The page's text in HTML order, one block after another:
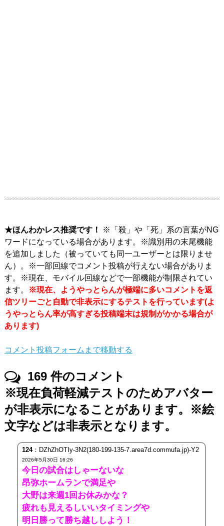
★ほんわかレス推奨です！
※「殺」や「死」系の言葉がNG
ワードになっている場合があります。※識別用の末尾機能
を追加しました（被っていても同一ユーザーとは限りませ
ん）。※一部回線でコメント投稿が行えない場合がありま
す。※現在、モバイル回線などで一部機能が制限されてい
ます。
※現在、ようやっとらんが極端に多いコメントを返
信ツリーごと自動で非表示にするテストを行っています(よ
うやっとらん率が高すぎる投稿端末は規制がかかる場合が
あります)
コメント投稿フォームまで移動する
169件のコメント
※現在負荷軽減テストのためアバター
が非表示になることがあります。※絵
文字などは非表示となります。
124：DZhZhOTIy-3N2(180-199-135-7.area7d.commufa.jp)-Y2
2026年5月30日 16:26
今日の試合はしゃーないな
昂弥ホームランで満足や
大野は来週1回お休みかな？
疲れも見えるしいいタイミングや
明日勝って勝ち越ししよう！